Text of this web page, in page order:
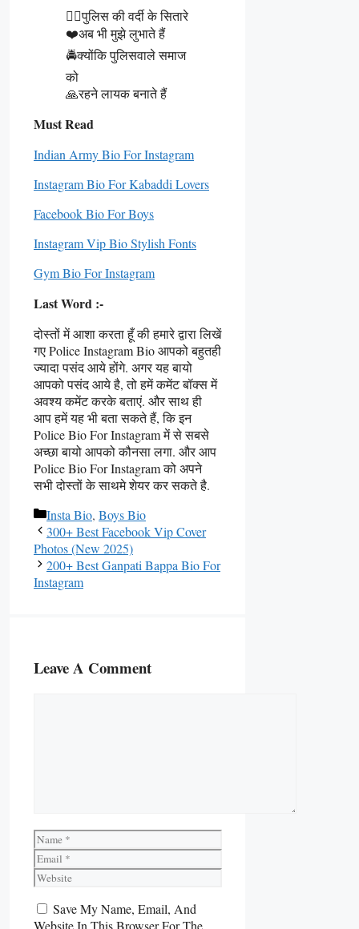
👮‍♂️पुलिस की वर्दी के सितारे
❤️अब भी मुझे लुभाते हैं
🚔क्योंकि पुलिसवाले समाज
को
🙏रहने लायक बनाते हैं
Must Read
Indian Army Bio For Instagram
Instagram Bio For Kabaddi Lovers
Facebook Bio For Boys
Instagram Vip Bio Stylish Fonts
Gym Bio For Instagram
Last Word :-
दोस्तों में आशा करता हूँ की हमारे द्वारा लिखें
गए Police Instagram Bio आपको बहुतही
ज्यादा पसंद आये होंगे. अगर यह बायो
आपको पसंद आये है, तो हमें कमेंट बॉक्स में
अवश्य कमेंट करके बताएं. और साथ ही
आप हमें यह भी बता सकते हैं, कि इन
Police Bio For Instagram में से सबसे
अच्छा बायो आपको कौनसा लगा. और आप
Police Bio For Instagram को अपने
सभी दोस्तों के साथमे शेयर कर सकते है.
Categories
Insta Bio, Boys Bio
300+ Best Facebook Vip Cover
Photos (New 2025)
200+ Best Ganpati Bappa Bio For
Instagram
Leave A Comment
Name
Email
Website
Save My Name, Email, And
Website In This Browser For The